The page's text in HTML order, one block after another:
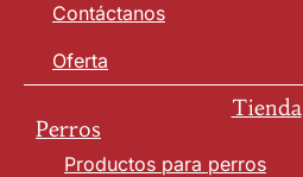
Contáctanos
Oferta
Tienda
Perros
Productos para perros